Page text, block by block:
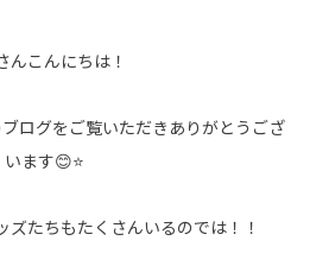
んこんにちは！
ログをご覧いただきありがとうござ
います😊⭐
ズたちもたくさんいるのでは！！